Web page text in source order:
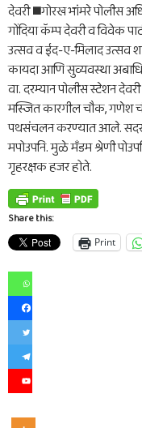
देवरी ◼️गोरख भांमरे पोलीस
गोंदिया कॅम्प देवरी व विवेक
उत्सव व ईद-ए-मिलाद उत्सव
कायदा आणि सुव्यवस्था
वा. दरम्यान पोलीस स्टेशन
मस्जित कारगील चौक, गणेश
पथसंचलन करण्यात आले. सदर
मपोउपनि. मुळे मँडम श्रेणी
गृहरक्षक हजर होते.
Share this:
Print